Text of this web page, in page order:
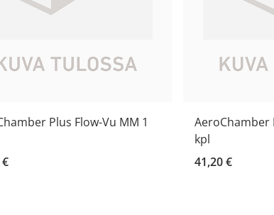
Plus Flow-Vu MM 1
AeroChamber
kpl
41,20 €